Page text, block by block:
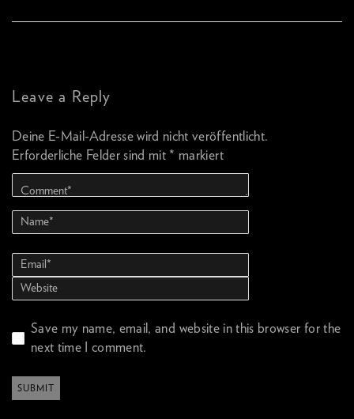
Leave a Reply
Deine E-Mail-Adresse wird nicht veröffentlicht.
Erforderliche Felder sind mit * markiert
Save my name, email, and website in this browser for the
next time I comment.